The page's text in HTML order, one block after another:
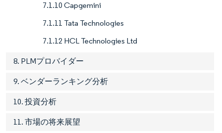
7.1.10 Capgemini
7.1.11 Tata Technologies
7.1.12 HCL Technologies Ltd
8. PLMプロバイダー
9. ベンダーランキング分析
10. 投資分析
11. 市場の将来展望